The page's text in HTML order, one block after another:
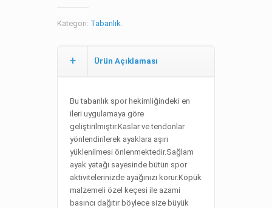
Kategori: Tabanlık.
Ürün Açıklaması
Bu tabanlık spor hekimliğindeki en
ileri uygulamaya göre
geliştirilmiştir.Kaslar ve tendonlar
yönlendirilerek ayaklara aşırı
yüklenilmesi önlenmektedir.Sağlam
ayak yatağı sayesinde bütün spor
aktivitelerinizde ayağınızı korur.Köpük
malzemeli özel keçesi ile azami
basıncı dağıtır böylece size büyük